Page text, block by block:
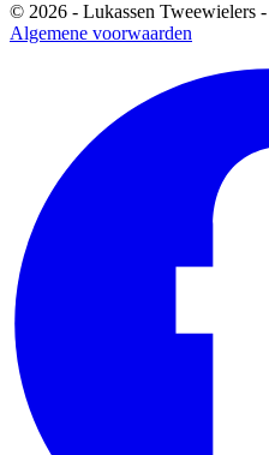
© 2026 - Lukassen Tweewielers
Algemene voorwaarden